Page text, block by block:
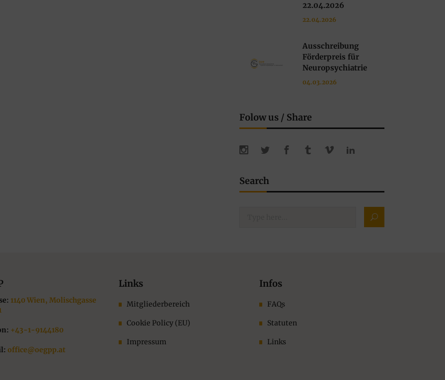
22.04.2026
22.04.2026
Ausschreibung
Förderpreis für
Neuropsychiatrie
04.03.2026
Folow us / Share
Search
1140 Wien, Molischgasse
+43-1-9144180
office@oegpp.at
Links
Mitgliederbereich
Cookie Policy (EU)
Impressum
Infos
FAQs
Statuten
Links